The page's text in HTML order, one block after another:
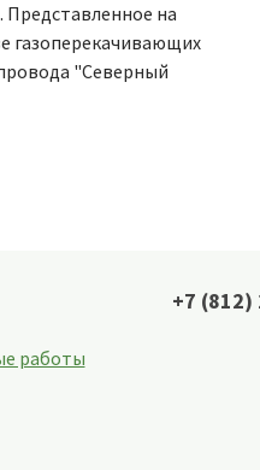
Представленное на
газоперекачивающих
"Северный
работы
+7 (812)